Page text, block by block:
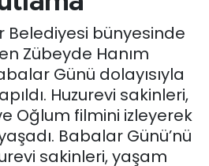
Belediyesi bünyesinde
Zübeyde Hanım
Günü dolayısıyla
Huzurevi sakinleri,
Oğlum filmini izleyerek
Babalar Günü’nü
sakinleri, yaşam